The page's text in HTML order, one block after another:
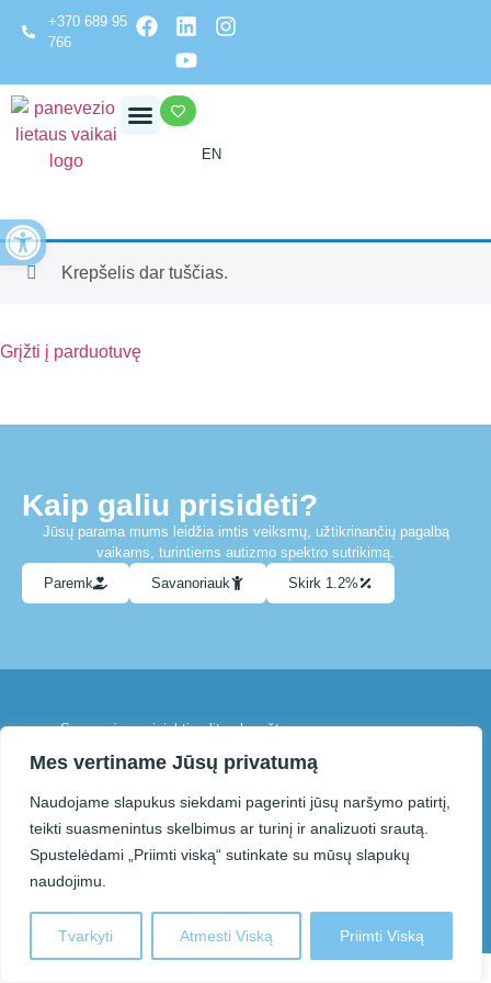
Open toolbar
Mes vertiname Jūsų privatumą
Naudojame slapukus siekdami pagerinti jūsų naršymo patirtį,
teikti suasmenintus skelbimus ar turinį ir analizuoti srautą.
Spustelėdami „Priimti viską“ sutinkate su mūsų slapukų
naudojimu.
Tvarkyti Atmesti Viską Priimti Viską
+370 689 95
766
EN
Krepšelis dar tuščias.
Grįžti į parduotuvę
Kaip galiu prisidėti?
Jūsų parama mums leidžia imtis veiksmų, užtikrinančių pagalbą
vaikams, turintiems autizmo spektro sutrikimą.
Paremk
Savanoriauk Skirk 1.2%
Su mumis susisiekti galite el. paštu
© 2025 Panevėžio autizmo
asociacija „Lietaus vaikai“.
Kopijuojant ar kitaip atkuriant šiame
puslapyje pateiktą informaciją
Sprendimas:
Kodo Vizija